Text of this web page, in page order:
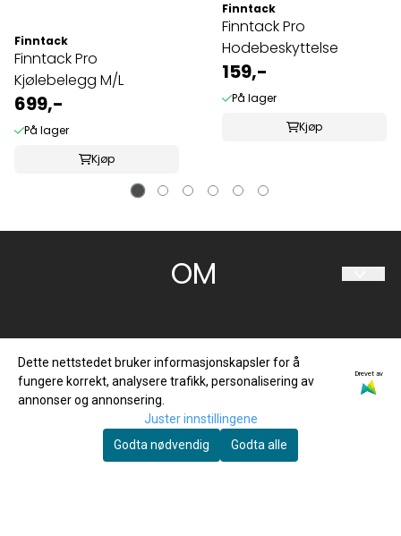
Finntack
Finntack Pro
Kjølebelegg M/L
699,-
På lager
Kjøp
Finntack
Finntack Pro
Hodebeskyttelse
159,-
På lager
Kjøp
OM
Travparkveien 30
4636 KRISTIANSAND S
Org. nr. 997 094 034
Tlf:480 60 063
Dette nettstedet bruker informasjonskapsler for å
fungere korrekt, analysere trafikk, personalisering av
annonser og annonsering.
Drevet av
Juster innstillingene
Godta nødvendig
Godta alle